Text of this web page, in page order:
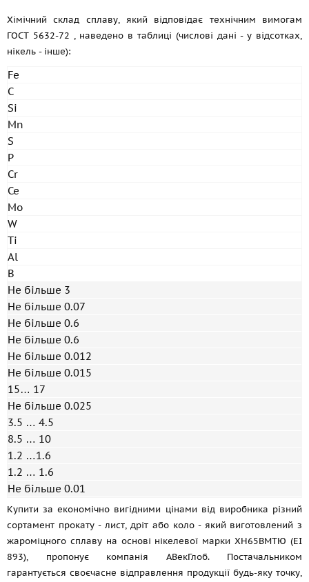
Хімічний склад сплаву, який відповідає технічним вимогам
ГОСТ 5632-72 , наведено в таблиці (числові дані - у відсотках,
нікель - інше):
Fe
C
Si
Mn
S
P
Cr
Ce
Mo
W
Ti
Al
B
Не більше 3
Не більше 0.07
Не більше 0.6
Не більше 0.6
Не більше 0.012
Не більше 0.015
15… 17
Не більше 0.025
3.5 … 4.5
8.5 … 10
1.2 …1.6
1.2 … 1.6
Не більше 0.01
Купити за економічно вигідними цінами від виробника різний
сортамент прокату - лист, дріт або коло - який виготовлений з
жароміцного сплаву на основі нікелевої марки ХН65ВМТЮ (ЕІ
893), пропонує компанія АВекГлоб. Постачальником
гарантується своєчасне відправлення продукції будь-яку точку,